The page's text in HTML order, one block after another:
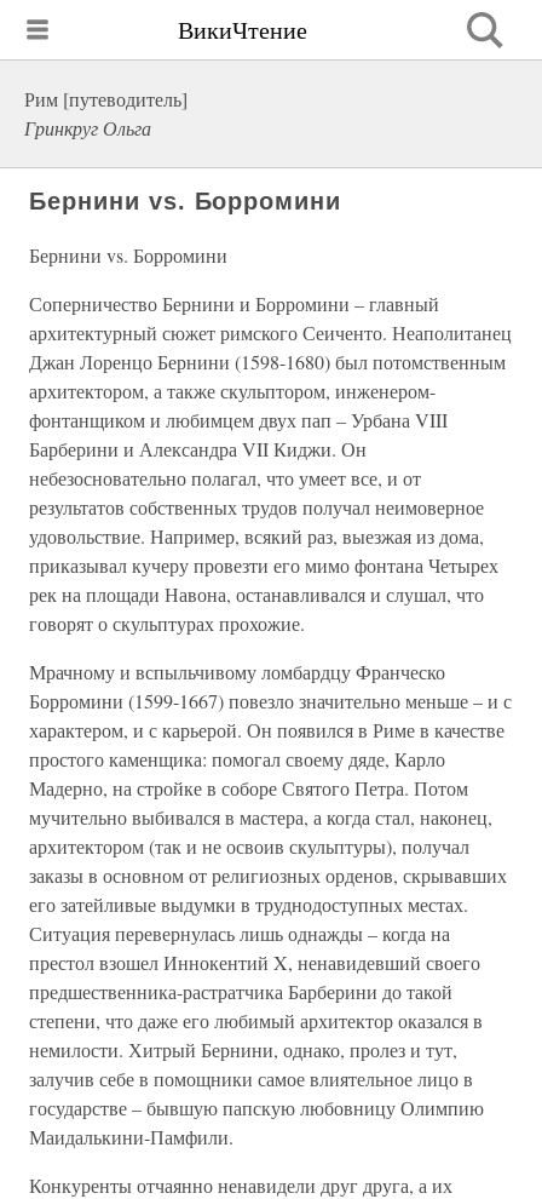
ВикиЧтение
Рим [путеводитель]
Гринкруг Ольга
Бернини vs. Борромини
Бернини vs. Борромини
Соперничество Бернини и Борромини – главный
архитектурный сюжет римского Сеиченто. Неаполитанец
Джан Лоренцо Бернини (1598-1680) был потомственным
архитектором, а также скульптором, инженером-
фонтанщиком и любимцем двух пап – Урбана VIII
Барберини и Александра VII Киджи. Он
небезосновательно полагал, что умеет все, и от
результатов собственных трудов получал неимоверное
удовольствие. Например, всякий раз, выезжая из дома,
приказывал кучеру провезти его мимо фонтана Четырех
рек на площади Навона, останавливался и слушал, что
говорят о скульптурах прохожие.
Мрачному и вспыльчивому ломбардцу Франческо
Борромини (1599-1667) повезло значительно меньше – и с
характером, и с карьерой. Он появился в Риме в качестве
простого каменщика: помогал своему дяде, Карло
Мадерно, на стройке в соборе Святого Петра. Потом
мучительно выбивался в мастера, а когда стал, наконец,
архитектором (так и не освоив скульптуры), получал
заказы в основном от религиозных орденов, скрывавших
его затейливые выдумки в труднодоступных местах.
Ситуация перевернулась лишь однажды – когда на
престол взошел Иннокентий X, ненавидевший своего
предшественника-растратчика Барберини до такой
степени, что даже его любимый архитектор оказался в
немилости. Хитрый Бернини, однако, пролез и тут,
залучив себе в помощники самое влиятельное лицо в
государстве – бывшую папскую любовницу Олимпию
Маидалькини-Памфили.
Конкуренты отчаянно ненавидели друг друга, а их